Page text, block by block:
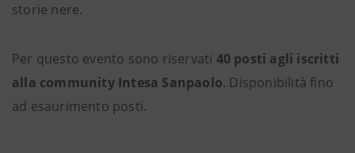
storie nere.
Per questo evento sono riservati 40 posti agli iscritti
alla community Intesa Sanpaolo. Disponibilità fino
ad esaurimento posti.